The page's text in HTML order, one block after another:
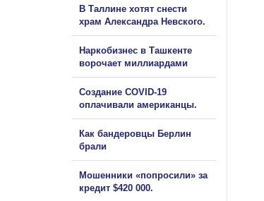
В Таллине хотят снести
храм Александра Невского.
Наркобизнес в Ташкенте
ворочает миллиардами
Создание COVID-19
оплачивали американцы.
Как бандеровцы Берлин
брали
Мошенники «попросили» за
кредит $420 000.